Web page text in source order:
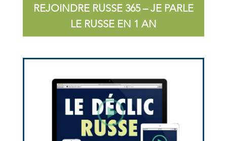
REJOINDRE RUSSE 365 – JE PARLE
LE RUSSE EN 1 AN